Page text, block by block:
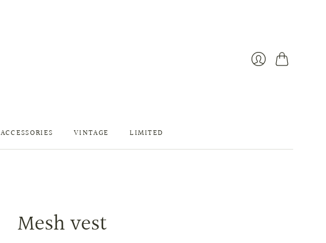
カ
ACCESSORIES VINTAGE LIMITED
Mesh vest